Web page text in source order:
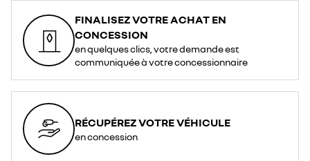
FINALISEZ VOTRE ACHAT EN
CONCESSION
en quelques clics, votre demande est
communiquée à votre concessionnaire
RÉCUPÉREZ VOTRE VÉHICULE
en concession